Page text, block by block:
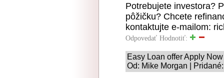
Potrebujete investora?
pôžičku? Chcete
kontaktujte e-mailom:
Odpovedať Hodnotiť:
Easy Loan offer Apply Now
Od: Mike Morgan |